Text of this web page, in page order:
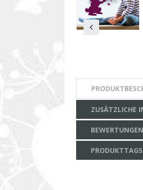
ZUSÄTZLICHE
BEWERTUNGEN
PRODUKTTAGS